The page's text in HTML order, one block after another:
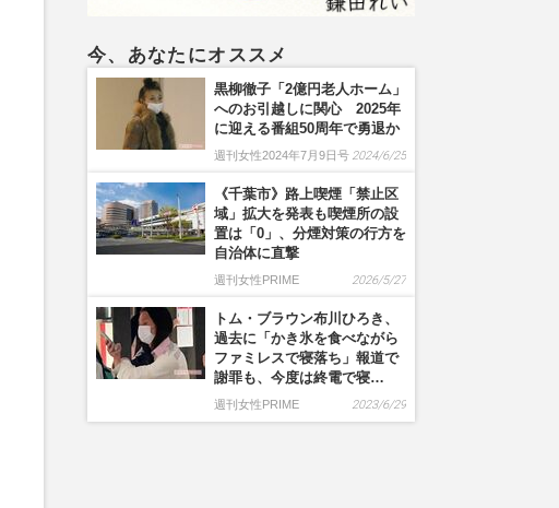
今、あなたにオススメ
黒柳徹子「2億円老人ホーム」
へのお引越しに関心 2025年
に迎える番組50周年で勇退か
週刊女性2024年7月9日号 2024/6/25
《千葉市》路上喫煙「禁止区
域」拡大を発表も喫煙所の設
置は「0」、分煙対策の行方を
自治体に直撃
週刊女性PRIME 2026/5/27
トム・ブラウン布川ひろき、
過去に「かき氷を食べながら
ファミレスで寝落ち」報道で
謝罪も、今度は終電で寝…
週刊女性PRIME 2023/6/29